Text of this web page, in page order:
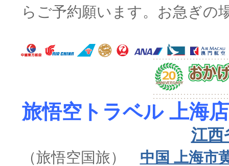
らご予約願います。お急ぎの
旅悟空トラベル 上海店
江西
（旅悟空国旅） 中国 上海市